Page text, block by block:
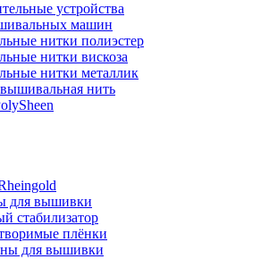
устройства
машин
нитки полиэстер
нитки вискоза
нитки металлик
нить
для вышивки
стабилизатор
плёнки
для вышивки